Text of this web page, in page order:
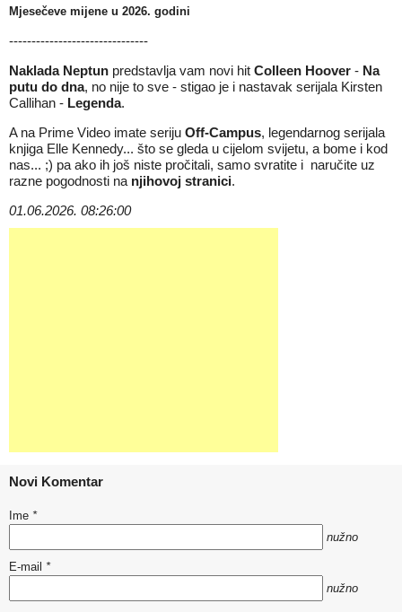
Mjesečeve mijene u 2026. godini
-------------------------------
Naklada Neptun predstavlja vam novi hit Colleen Hoover - Na
putu do dna, no nije to sve - stigao je i nastavak serijala Kirsten
Callihan - Legenda.
A na Prime Video imate seriju Off-Campus, legendarnog serijala
knjiga Elle Kennedy... što se gleda u cijelom svijetu, a bome i kod
nas... ;) pa ako ih još niste pročitali, samo svratite i naručite uz
razne pogodnosti na njihovoj stranici.
01.06.2026. 08:26:00
Novi Komentar
Ime *
nužno
E-mail *
nužno